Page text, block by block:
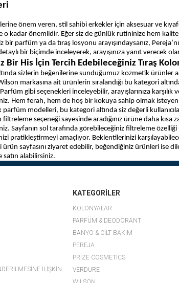
önem veren, stil sahibi erkekler için aksesuar ve
o kadar önemlidir. Eğer siz de günlük rutininize hem
bir parfüm ya da tıraş losyonu arayışındaysanız,
bir biçimde inceleyerek, arayışınıza yanıt verecek
Bir His İçin Tercih Edebileceğiniz Tıraş
sizlerin beğenilerine sunduğumuz kozmetik ürünler
markasına ait ürünlerin sıralandığı bu kategori
gibi seçenekleri inceleyebilir, arayışlarınıza
Hem ferah, hem de hoş bir kokuya sahip olmak isteyen
parfüm modelleri, bu kategori altında siz değerli
seçeneği sayesinde aradığınız ürüne daha
Sayfanın sol tarafında görebileceğiniz filtreleme
pratikleştirmeyi amaçlıyor. Beklentilerinizi
ürün sayfasını ziyaret edebilir, beğendiğiniz ürünleri ise
alabilirsiniz.
İLİŞKİN
KATEGORİLER
KOLONYALAR
PARFÜM & DEODORANT
BANYO & CİLT BAKIM
PEREJA
PRIZE COSMETICS
VERDURE